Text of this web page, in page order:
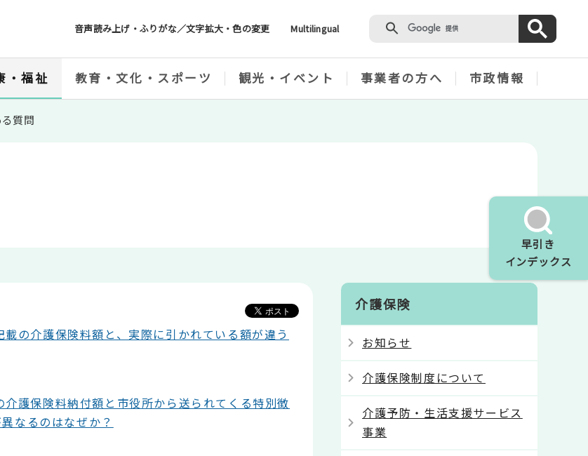
音声読み上げ・ふりがな／文字拡大・色の変更 Multilingual
早引き
インデックス
・福祉 教育・文化・スポーツ 観光・イベント 事業者の方へ 市政情報
質問
の介護保険料額と、実際に引かれている額が違う
護保険料納付額と市役所から送られてくる特別徴
なるのはなぜか？
介護保険
お知らせ
介護保険制度について
介護予防・生活支援サービス
事業